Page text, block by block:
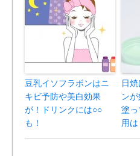
豆乳イソフラボンはニ
キビ予防や美白効果
が！ドリンクには○○
も！
日
ン
塗っ
用は